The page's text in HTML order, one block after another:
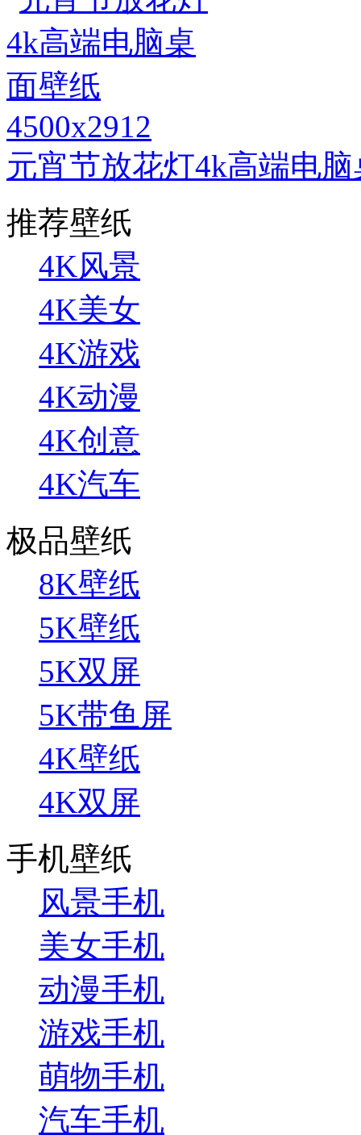
4500x2912
元宵节放花灯4k高端电
推荐壁纸
4K风景
4K美女
4K游戏
4K动漫
4K创意
4K汽车
极品壁纸
8K壁纸
5K壁纸
5K双屏
5K带鱼屏
4K壁纸
4K双屏
手机壁纸
风景手机
美女手机
动漫手机
游戏手机
萌物手机
汽车手机